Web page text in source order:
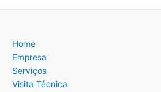
Home
Empresa
Serviços
Visita Técnica